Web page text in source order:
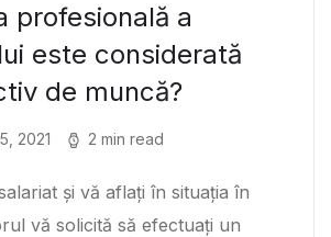
profesională a
este considerată
de muncă?
2021 2 min read
și vă aflați în situația în
vă solicită să efectuați un